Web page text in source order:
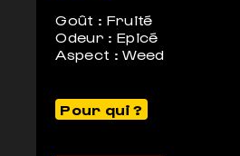
Goût : Fruité
Odeur : Epicé
Aspect : Weed
Pour qui ?